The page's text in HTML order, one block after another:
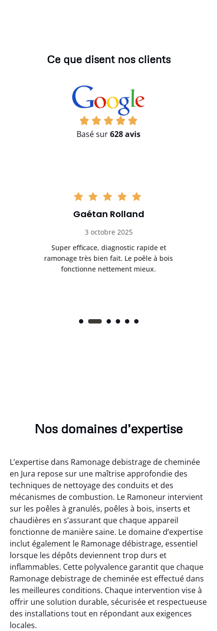
Ce que disent nos clients
Basé sur628 avis
Gaétan Rolland
3 octobre 2025
Super efficace, diagnostic rapide et
ramonage très bien fait. Le poêle à bois
fonctionne nettement mieux.
Nos domaines d’expertise
L’expertise dans Ramonage debistrage de cheminée
en Jura repose sur une maîtrise approfondie des
techniques de nettoyage des conduits et des
mécanismes de combustion. Le Ramoneur intervient
sur les poêles à granulés, poêles à bois, inserts et
chaudières en s’assurant que chaque appareil
fonctionne de manière saine. Le domaine d’expertise
inclut également le Ramonage débistrage, essentiel
lorsque les dépôts deviennent trop durs et
inflammables. Cette polyvalence garantit que chaque
Ramonage debistrage de cheminée est effectué dans
les meilleures conditions. Chaque intervention vise à
offrir une solution durable, sécurisée et respectueuse
des installations tout en répondant aux exigences
locales.